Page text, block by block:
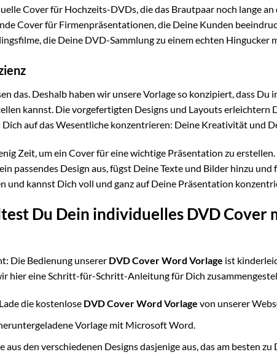
Cover für Hochzeits-DVDs, die das Brautpaar noch lange an
Cover für Firmenpräsentationen, die Deine Kunden
die Deine DVD-Sammlung zu einem echten Hingucker
das. Deshalb haben wir unsere Vorlage so konzipiert, dass Du
kannst. Die vorgefertigten Designs und Layouts erleichtern
auf das Wesentliche konzentrieren: Deine Kreativität und
Zeit, um ein Cover für eine wichtige Präsentation zu
passendes Design aus, fügst Deine Texte und Bilder hinzu
und kannst Dich voll und ganz auf Deine Präsentation
Du Dein individuelles DVD Cover
Die Bedienung unserer DVD Cover Word Vorlage ist
hier eine Schritt-für-Schritt-Anleitung für Dich
die kostenlose DVD Cover Word Vorlage von unserer
Vorlage mit Microsoft Word.
aus den verschiedenen Designs dasjenige aus, das am besten zu